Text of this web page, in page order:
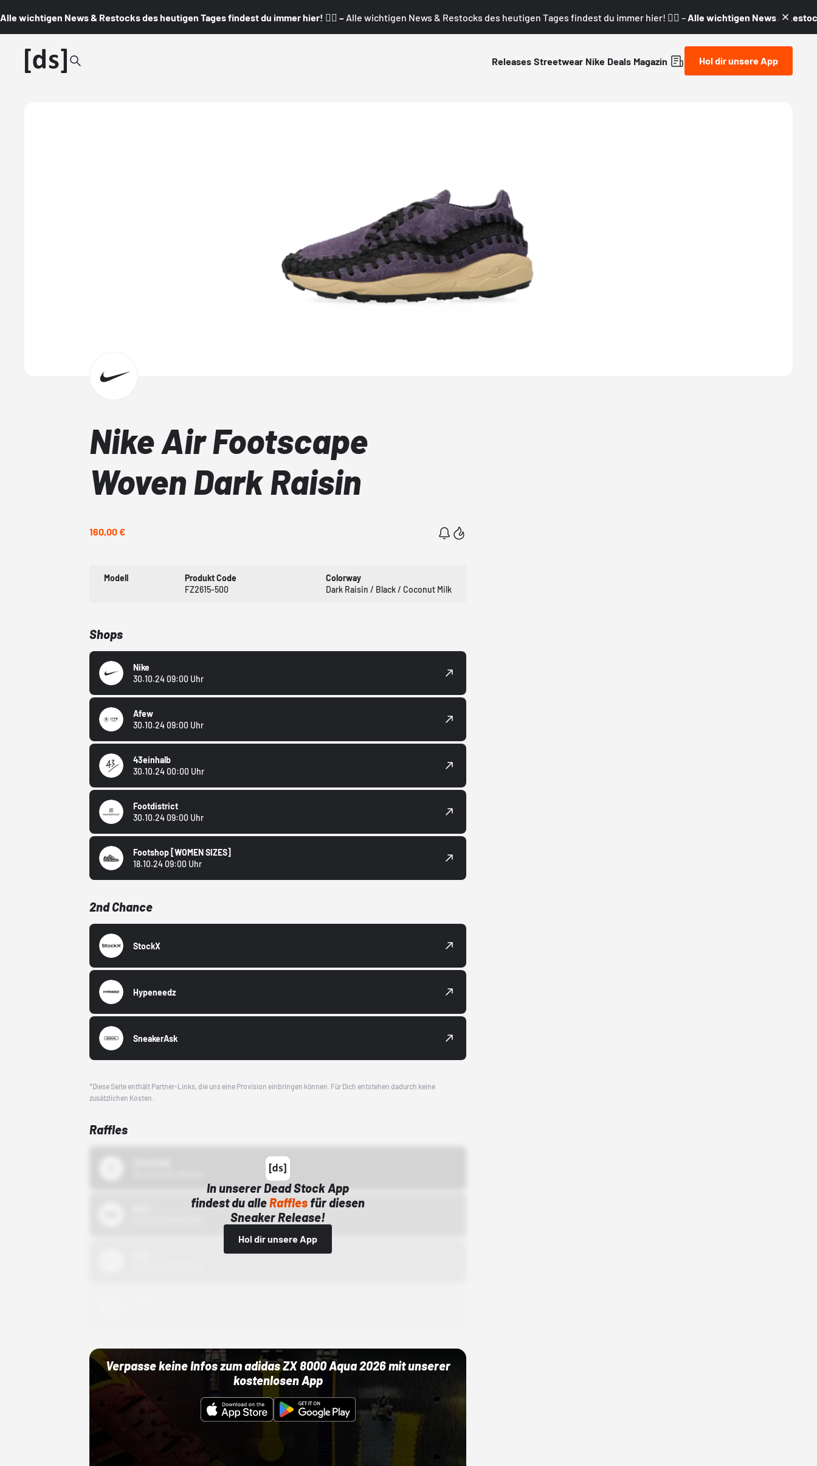
Alle wichtigen News & Restocks des heutigen Tages findest du immer hier! 👇🏼 – Alle wichtigen News & Restocks des heutigen Tages findest du immer hier! 👇🏼 – Alle wichtigen News &
Releases Streetwear Nike Deals Magazin Hol dir unsere App
Nike Air Footscape
Woven Dark Raisin
160,00 €
Modell
Produkt Code
FZ2615-500
Colorway
Dark Raisin / Black / Coconut Milk
Shops
Nike
30.10.24 09:00 Uhr
Afew
30.10.24 09:00 Uhr
43einhalb
30.10.24 00:00 Uhr
Footdistrict
30.10.24 09:00 Uhr
Footshop [WOMEN SIZES]
18.10.24 09:00 Uhr
2nd Chance
StockX
Hypeneedz
SneakerAsk
*Diese Seite enthält Partner-Links, die uns eine Provision einbringen können. Für Dich entstehen dadurch keine
zusätzlichen Kosten.
Raffles
In unserer Dead Stock App
findest du alleRaffles für diesen
Sneaker Release!
Hol dir unsere App
Verpasse keine Infos zum adidas ZX 8000 Aqua 2026 mit unserer
kostenlosen App